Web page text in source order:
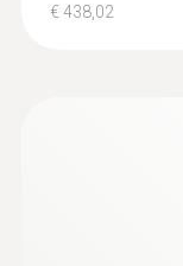
€ 438,02